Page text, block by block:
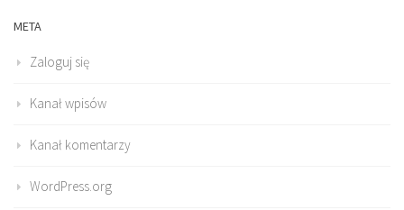
META
Zaloguj się
Kanał wpisów
Kanał komentarzy
WordPress.org